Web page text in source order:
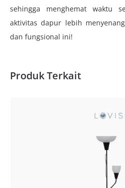
sehingga menghemat waktu
aktivitas dapur lebih
dan fungsional ini!
Produk Terkait